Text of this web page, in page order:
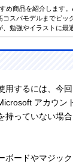
め商品を紹介します
コスパモデルまでピッ
、勉強やイラストに最
用するには、今
アカウン
持っていない場
ボードやマジッ